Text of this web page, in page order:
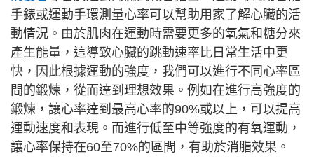
手錶或運動手環測量心率可以幫助用家了解心臟的活
動情況。由於肌肉在運動時需要更多的氧氣和糖分來
產生能量，這導致心臟的跳動速率比日常生活中更
快，因此根據運動的強度，我們可以進行不同心率區
間的鍛煉，從而達到理想效果。例如在進行高強度的
鍛煉，讓心率達到最高心率的90%或以上，可以提高
運動速度和表現。而進行低至中等強度的有氧運動，
讓心率保持在60至70%的區間，有助於消脂效果。